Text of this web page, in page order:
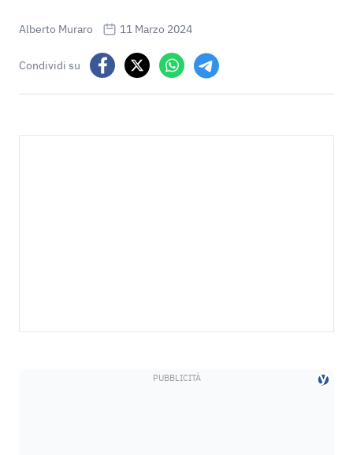
Alberto Muraro 11 Marzo 2024
Condividi su